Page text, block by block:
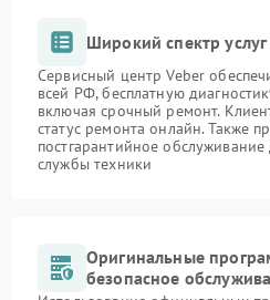
Широкий спектр услуг
Сервисный центр Veber
всей РФ, бесплатную
включая срочный ремонт.
статус ремонта онлайн. Также
постгарантийное
службы техники
Оригинальные
безопасное